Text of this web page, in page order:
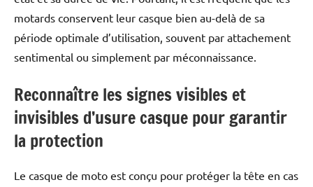
motards conservent leur casque bien au-delà de sa
période optimale d’utilisation, souvent par attachement
sentimental ou simplement par méconnaissance.
Reconnaître les signes visibles et
invisibles d’usure casque pour garantir
la protection
Le casque de moto est conçu pour protéger la tête en cas